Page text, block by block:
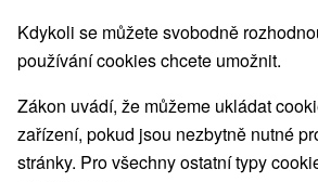
Nejprodávanější
1.
Kdykoli se můžete svobodně
používání cookies chcete umožnit.
Zákon uvádí, že můžeme ukládat
zařízení, pokud jsou nezbytně nutné
stránky. Pro všechny ostatní typy